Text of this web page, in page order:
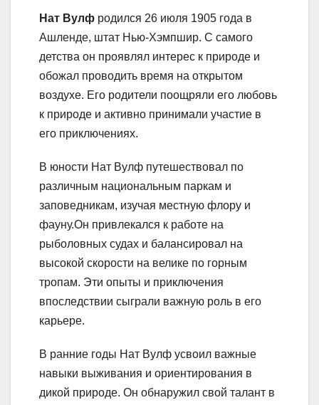
Нат Вулф родился 26 июля 1905 года в
Ашленде, штат Нью-Хэмпшир. С самого
детства он проявлял интерес к природе и
обожал проводить время на открытом
воздухе. Его родители поощряли его любовь
к природе и активно принимали участие в
его приключениях.
В юности Нат Вулф путешествовал по
различным национальным паркам и
заповедникам, изучая местную флору и
фауну.Он привлекался к работе на
рыболовных судах и балансировал на
высокой скорости на велике по горным
тропам. Эти опыты и приключения
впоследствии сыграли важную роль в его
карьере.
В ранние годы Нат Вулф усвоил важные
навыки выживания и ориентирования в
дикой природе. Он обнаружил свой талант в